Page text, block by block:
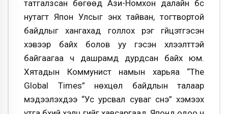
татгалзсан бөгөөд Ази-Номхон далайн бүс
нутагт Япон Улсыг энх тайван, тогтвортой
байдлыг хангахад голлох үүрэг гүйцэтгэсэн
хэвээр байх болов уу гэсэн хүлээлттэй
байгаагаа ч дашрамд дурдсан байх юм.
Хятадын Коммунист намын харьяа “The
Global Times” нөхцөл байдлын талаар
мэдээлэхдээ “Ус урсвал суваг үүснэ” хэмээх